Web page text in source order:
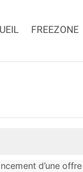
FREEZONE
d’une